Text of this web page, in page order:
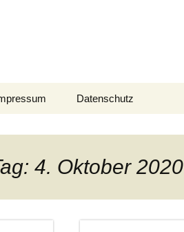
Datenschutz
4. Oktober 2020